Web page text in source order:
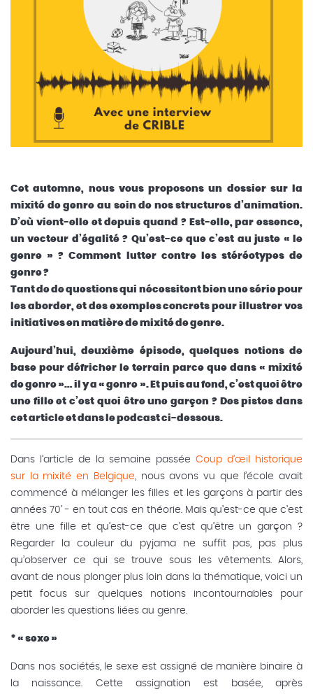
Cet automne, nous vous proposons un dossier sur la
mixité de genre au sein de nos structures d’animation.
D’où vient-elle et depuis quand ? Est-elle, par essence,
un vecteur d’égalité ? Qu’est-ce que c’est au juste « le
genre » ? Comment lutter contre les stéréotypes de
genre ?
Tant de de questions qui nécessitent bien une série pour
les aborder, et des exemples concrets pour illustrer vos
initiatives en matière de mixité de genre.
Aujourd’hui, deuxième épisode, quelques notions de
base pour défricher le terrain parce que dans « mixité
de genre »… il y a « genre ». Et puis au fond, c’est quoi être
une fille et c’est quoi être une garçon ? Des pistes dans
cet article et dans le podcast ci-dessous.
Dans l’article de la semaine passée Coup d’œil historique
sur la mixité en Belgique , nous avons vu que l’école avait
commencé à mélanger les filles et les garçons à partir des
années 70’ - en tout cas en théorie. Mais qu’est-ce que c’est
être une fille et qu’est-ce que c’est qu’être un garçon ?
Regarder la couleur du pyjama ne suffit pas, pas plus
qu’observer ce qui se trouve sous les vêtements. Alors,
avant de nous plonger plus loin dans la thématique, voici un
petit focus sur quelques notions incontournables pour
aborder les questions liées au genre.
* « sexe »
Dans nos sociétés, le sexe est assigné de manière binaire à
la naissance. Cette assignation est basée, après